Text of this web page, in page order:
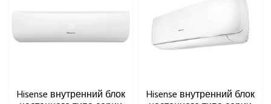
Hisense внутренний блок Hisense внутренний блок